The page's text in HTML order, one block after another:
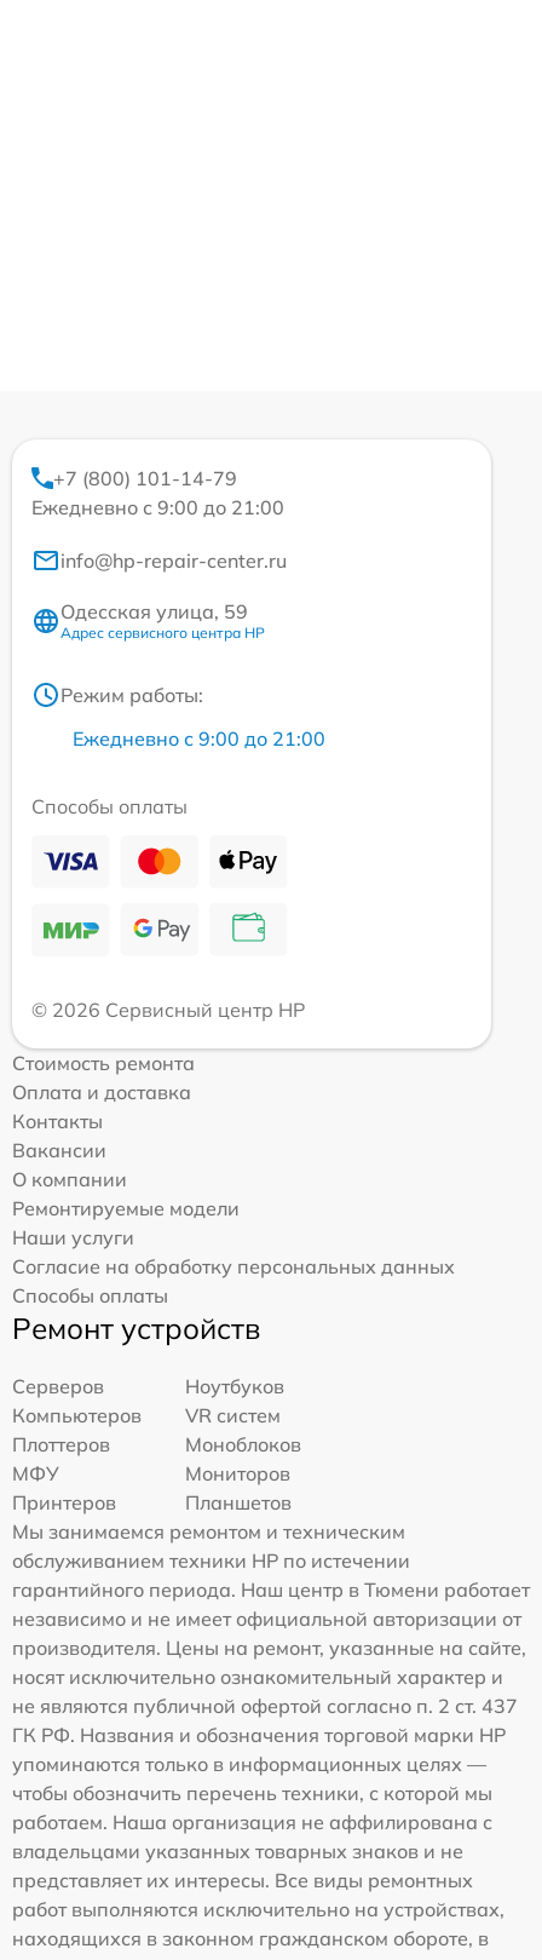
+7 (800) 101-14-79
Ежедневно с 9:00 до 21:00
info@hp-repair-center.ru
Одесская улица, 59
Адрес сервисного центра HP
Режим работы:
Ежедневно с 9:00 до 21:00
Способы оплаты
© 2026 Сервисный центр HP
Стоимость ремонта
Оплата и доставка
Контакты
Вакансии
О компании
Ремонтируемые модели
Наши услуги
Согласие на обработку персональных данных
Способы оплаты
Ремонт устройств
Серверов
Ноутбуков
Компьютеров
VR систем
Плоттеров
Моноблоков
МФУ
Мониторов
Принтеров
Планшетов
Мы занимаемся ремонтом и техническим
обслуживанием техники HP по истечении
гарантийного периода. Наш центр в Тюмени работает
независимо и не имеет официальной авторизации от
производителя. Цены на ремонт, указанные на сайте,
носят исключительно ознакомительный характер и
не являются публичной офертой согласно п. 2 ст. 437
ГК РФ. Названия и обозначения торговой марки HP
упоминаются только в информационных целях —
чтобы обозначить перечень техники, с которой мы
работаем. Наша организация не аффилирована с
владельцами указанных товарных знаков и не
представляет их интересы. Все виды ремонтных
работ выполняются исключительно на устройствах,
находящихся в законном гражданском обороте, в